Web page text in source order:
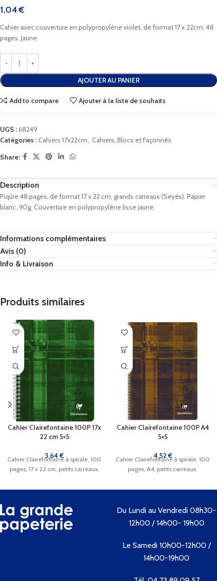
1,04€
Cahier avec couverture en polypropylène violet, de format 17 x 22cm, 48
pages. Jaune.
AJOUTER AU PANIER
Add to compare Ajouter à la liste de souhaits
UGS :68249
Catégories :Cahiers 17x22cm, Cahiers, Blocs et Façonnés
Share:
Description
Piqûre 48 pages, de format 17 x 22 cm, grands carreaux (Seyès). Papier
blanc, 90g. Couverture en polypropylène lisse jaune.
Informations complémentaires
Avis (0)
Info & Livraison
Produits similaires
Cahier Clairefontaine 100P 17x
22 cm 5×5
3,64€
Cahier Clairefontaine à spirale, 100
pages, 17 x 22 cm, petits carreaux.
Cahier Clairefontaine 100P A4
5×5
4,52€
Cahier Clairefontaine à spirale, 100
pages, A4, petits carreaux.
Du Lundi au Vendredi 08h30-
12h00 / 14h00- 19h00
Le Samedi 10h00-12h00 /
14h00-19h00